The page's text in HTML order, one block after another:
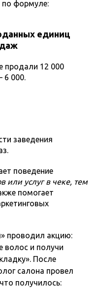
по формуле:
единиц
продали 12 000
6 000.
заведения
поведение
или услуг в чеке, тем
помогает
проводил акцию:
волос и получи
После
салона провел
получилось: